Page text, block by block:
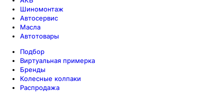
Шиномонтаж
Автосервис
Масла
Автотовары
Подбор
Виртуальная примерка
Бренды
Колесные колпаки
Распродажа